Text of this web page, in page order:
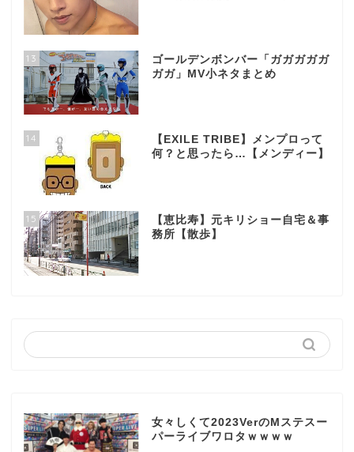
13
ゴールデンボンバー「ガガガガガ
ガガ」MV小ネタまとめ
14
【EXILE TRIBE】メンプロって
何？と思ったら…【メンディー】
15
【恵比寿】元キリショー自宅＆事
務所【散歩】
女々しくて2023VerのMステスー
パーライブワロタｗｗｗｗ